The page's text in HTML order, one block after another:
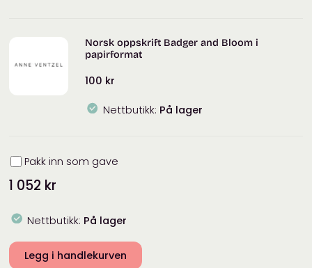
Norsk oppskrift Badger and Bloom i
papirformat
100 kr
Nettbutikk: På lager
Innpakning
Pakk inn som gave
1 052 kr
Nettbutikk: På lager
Legg i handlekurven